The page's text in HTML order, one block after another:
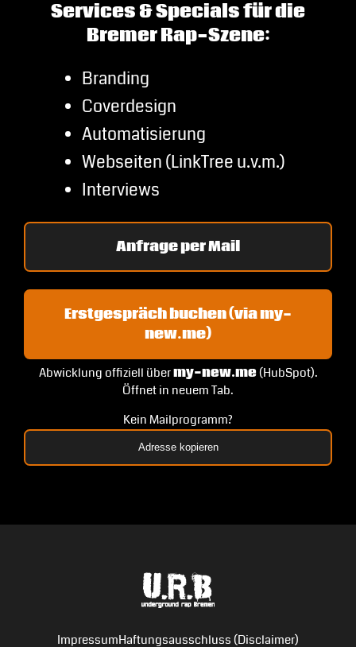
Services & Specials für die
Bremer Rap-Szene:
Branding
Coverdesign
Automatisierung
Webseiten (LinkTree u.v.m.)
Interviews
Anfrage per Mail
Erstgespräch buchen (via my-
new.me)
Abwicklung offiziell übermy-new.me(HubSpot).
Öffnet in neuem Tab.
Kein Mailprogramm?
Adresse kopieren
ImpressumHaftungsausschluss (Disclaimer)